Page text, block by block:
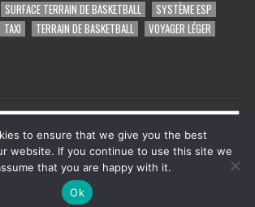
SURFACE TERRAIN DE BASKETBALL
SYSTÈME ESP
TAXI TERRAIN DE BASKETBALL VOYAGER LÉGER
2026 tout ce qu'on trouve sur facebook
Design by ThemesDNA.com
to ensure that we give you the best
website. If you continue to use this site we
that you are happy with it.
Ok